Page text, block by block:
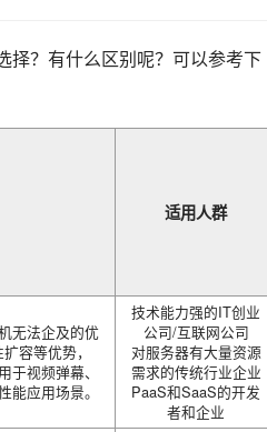
择？有什么区别呢？可以参考下
适用人群
无法企及的优
容等优势，
视频弹幕、
能应用场景。
技术能力强的IT创业
公司/互联网公司
对服务器有大量资源
需求的传统行业企业
PaaS和SaaS的开发
者和企业